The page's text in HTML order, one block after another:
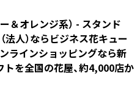
＆オレンジ系） - スタンド
法人）ならビジネス花キュー
ラインショッピングなら新
を全国の花屋、約4,000店か